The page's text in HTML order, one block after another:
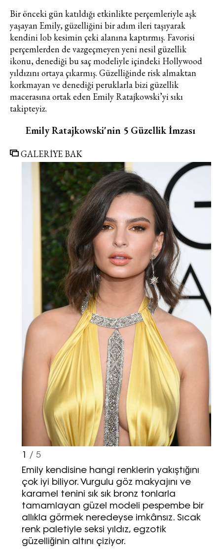
Bir önceki gün katıldığı etkinlikte perçemleriyle aşk
yaşayan Emily, güzelliğini bir adım ileri taşıyarak
kendinilob kesiminçeki alanına kaptırmış. Favorisi
perçemlerden de vazgeçmeyen yeni nesil güzellik
ikonu, denediği bu saç modeliyle içindeki Hollywood
yıldızını ortaya çıkarmış. Güzelliğinde risk almaktan
korkmayan ve denediği peruklarla bizi güzellik
macerasına ortak eden Emily Ratajkowski’yi sıkı
takipteyiz.
Emily Ratajkowski'nin 5 Güzellik İmzası
GALERİYE BAK
1 / 5
Emily kendisine hangi renklerin yakıştığını
çok iyi biliyor. Vurgulu göz makyajını ve
karamel tenini sık sık bronz tonlarla
tamamlayan güzel modeli pespembe bir
allıkla görmek neredeyse imkânsız. Sıcak
renk paletiyle seksi yıldız, egzotik
güzelliğinin altını çiziyor.